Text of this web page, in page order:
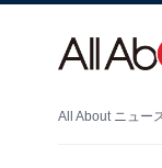
All About ニュー